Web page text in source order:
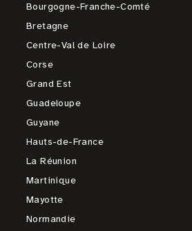
Bourgogne-Franche-Comté
Bretagne
Centre-Val de Loire
Corse
Grand Est
Guadeloupe
Guyane
Hauts-de-France
La Réunion
Martinique
Mayotte
Normandie